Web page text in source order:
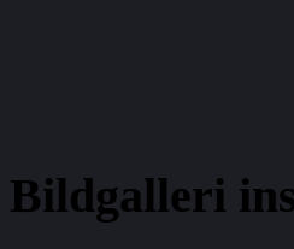
Bildgalleri